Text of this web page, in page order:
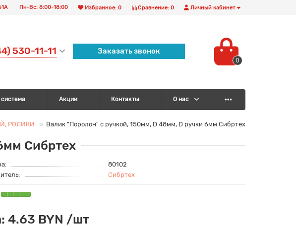
Личный кабинет
Сравнение: 0
Избранное: 0
Пн-Вс: 8:00-18:00
530-11-11 Заказать звонок
0
Акции Контакты О нас
РОЛИКИ Валик "Поролон" с ручкой, 150мм, D 48мм, D ручки 6мм Сибртех
Сибртех
80102
Сибртех
4.63 BYN /шт